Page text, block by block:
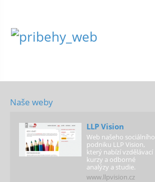
Naše weby
LLP Vision
Web našeho sociálního
podniku LLP Vision,
který nabízí vzdělávací
kurzy a odborné
analýzy a studie.
www.llpvision.cz